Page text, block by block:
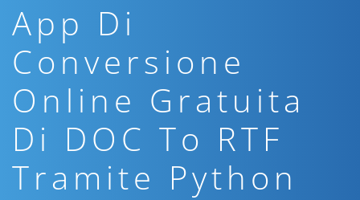
App Di
Conversione
Online Gratuita
Di DOC To RTF
Tramite Python